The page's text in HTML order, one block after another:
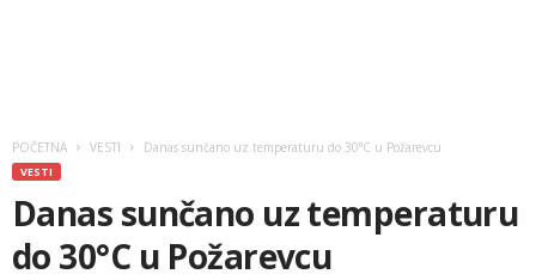
POČETNA VESTI Danas sunčano uz temperaturu do 30°C u Požarevcu
VESTI
Danas sunčano uz temperaturu
do 30°C u Požarevcu